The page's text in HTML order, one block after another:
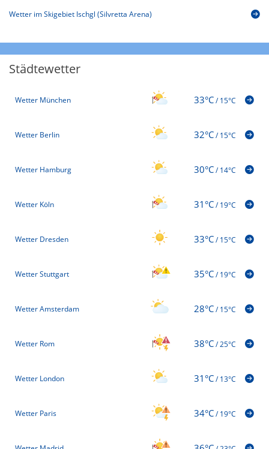
Wetter im Skigebiet Ischgl (Silvretta Arena)
Städtewetter
Wetter München 33°C/15°C
Wetter Berlin 32°C/15°C
Wetter Hamburg 30°C/14°C
Wetter Köln 31°C/19°C
Wetter Dresden 33°C/15°C
Wetter Stuttgart 35°C/19°C
Wetter Amsterdam 28°C/15°C
Wetter Rom 38°C/25°C
Wetter London 31°C/13°C
Wetter Paris 34°C/19°C